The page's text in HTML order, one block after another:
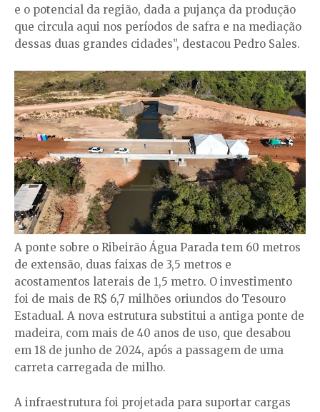
e o potencial da região, dada a pujança da produção
que circula aqui nos períodos de safra e na mediação
dessas duas grandes cidades”, destacou Pedro Sales.
A ponte sobre o Ribeirão Água Parada tem 60 metros
de extensão, duas faixas de 3,5 metros e
acostamentos laterais de 1,5 metro. O investimento
foi de mais de R$ 6,7 milhões oriundos do Tesouro
Estadual. A nova estrutura substitui a antiga ponte de
madeira, com mais de 40 anos de uso, que desabou
em 18 de junho de 2024, após a passagem de uma
carreta carregada de milho.
A infraestrutura foi projetada para suportar cargas